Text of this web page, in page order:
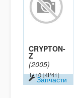
CRYPTON-
Z
(2005)
T110 [4P41]
Запчасти